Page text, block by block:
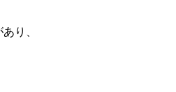
り、